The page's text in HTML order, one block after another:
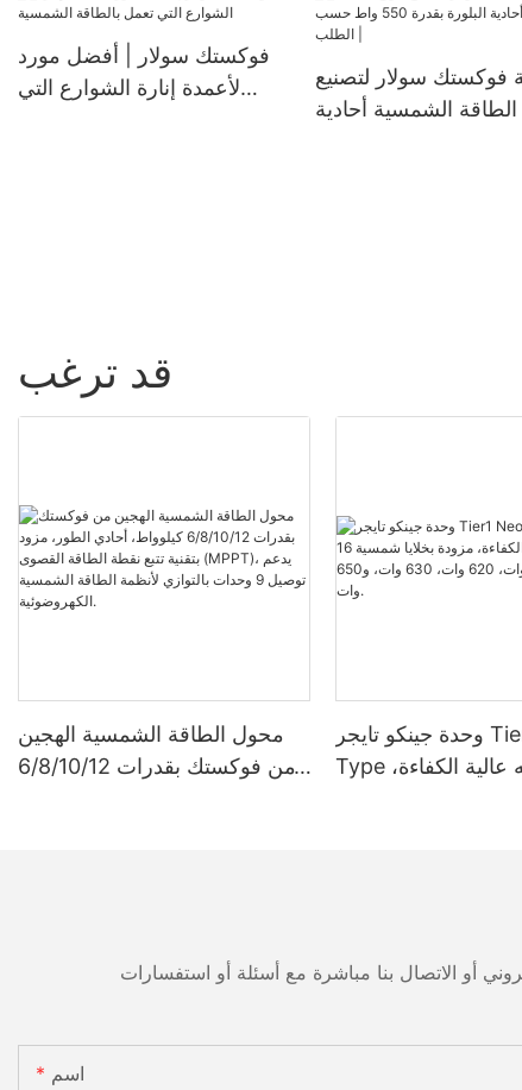
واط
فوكستك سولار | أفضل مورد
لأعمدة إنارة الشوارع التي
فوكستك سولار لتصنيع
الطاقة الشمسية أحادية
قد ترغب
محول الطاقة الشمسية الهجين
من فوكستك بقدرات 6/8/10/12
وحدة جينكو تايجر Tier1 Neo N-
Type ثنائية الوجه عالية الكفاءة،
اسم